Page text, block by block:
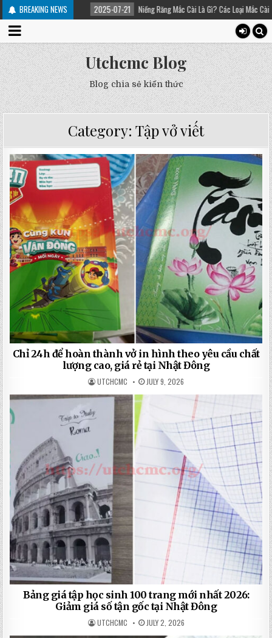
BREAKING NEWS
2025-07-21 Niềng Răng Mắc Cài Là Gì? Các Loại Mắc Cài Trong Niềng
Utchcmc Blog
Blog chia sẻ kiến thức
Category: Tập vở viết
Chỉ 24h để hoàn thành vở in hình theo yêu cầu chất
lượng cao, giá rẻ tại Nhật Đông
UTCHCMC JULY 9, 2026
Bảng giá tập học sinh 100 trang mới nhất 2026:
Giảm giá số tận gốc tại Nhật Đông
UTCHCMC JULY 2, 2026